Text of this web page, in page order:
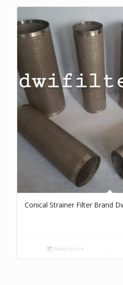
Conical Strainer Filter Brand
Read more